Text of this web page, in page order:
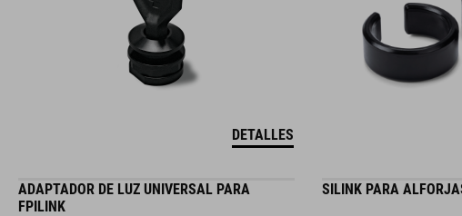
DETALLES
ADAPTADOR DE LUZ UNIVERSAL PARA
FPILINK
SILINK PARA